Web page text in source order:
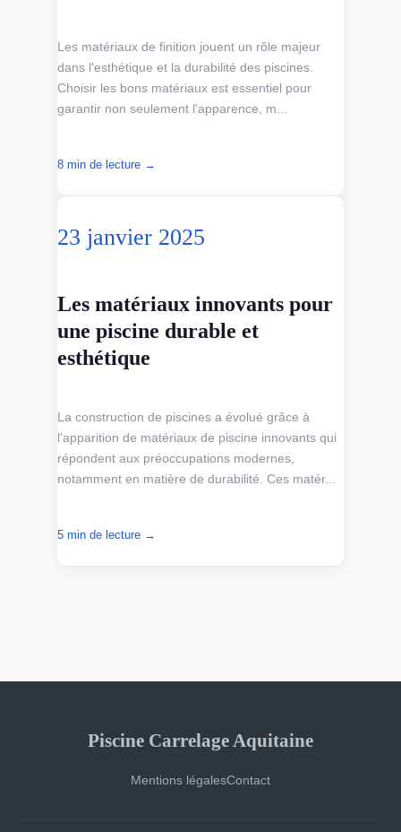
Les matériaux de finition jouent un rôle majeur
dans l'esthétique et la durabilité des piscines.
Choisir les bons matériaux est essentiel pour
garantir non seulement l'apparence, m...
8 min de lecture →
23 janvier 2025
Les matériaux innovants pour
une piscine durable et
esthétique
La construction de piscines a évolué grâce à
l'apparition de matériaux de piscine innovants qui
répondent aux préoccupations modernes,
notamment en matière de durabilité. Ces matér...
5 min de lecture →
Piscine Carrelage Aquitaine
Mentions légalesContact